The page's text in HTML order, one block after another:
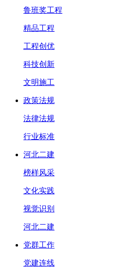
鲁班奖工程
精品工程
工程创优
科技创新
文明施工
政策法规
法律法规
行业标准
河北二建
榜样风采
文化实践
视觉识别
河北二建
党群工作
党建连线